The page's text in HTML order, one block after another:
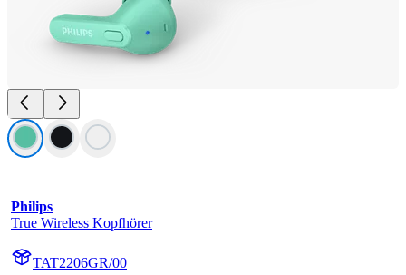
Philips
True Wireless Kopfhörer
TAT2206GR/00